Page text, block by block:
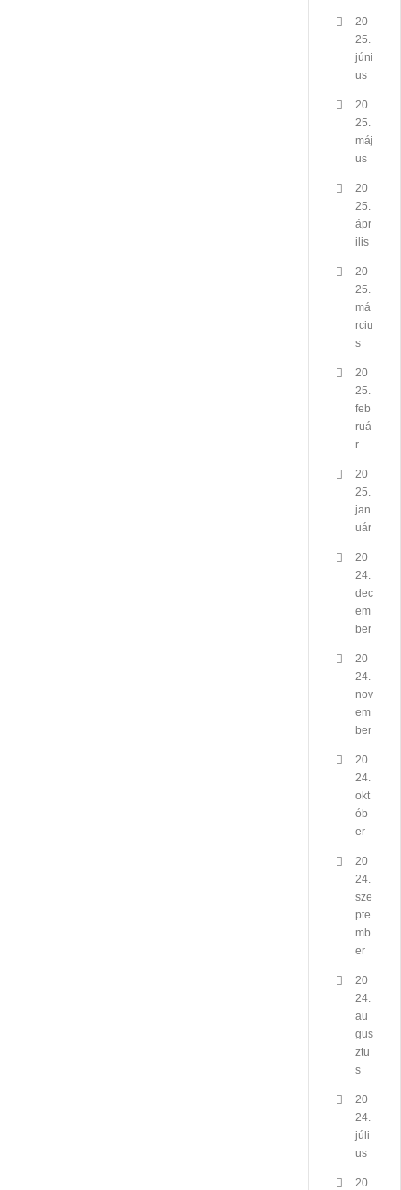
20
25.
júni
us
20
25.
máj
us
20
25.
ápr
ilis
20
25.
má
rciu
s
20
25.
feb
ruá
r
20
25.
jan
uár
20
24.
dec
em
ber
20
24.
nov
em
ber
20
24.
okt
ób
er
20
24.
sze
pte
mb
er
20
24.
au
gus
ztu
s
20
24.
júli
us
20